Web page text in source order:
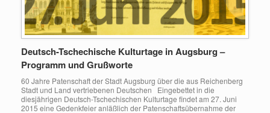
Deutsch-Tschechische Kulturtage in Augsburg –
Programm und Grußworte
60 Jahre Patenschaft der Stadt Augsburg über die aus Reichenberg
Stadt und Land vertriebenen Deutschen Eingebettet in die
diesjährigen Deutsch-Tschechischen Kulturtage findet am 27. Juni
2015 eine Gedenkfeier anläßlich der Patenschaftsübernahme der